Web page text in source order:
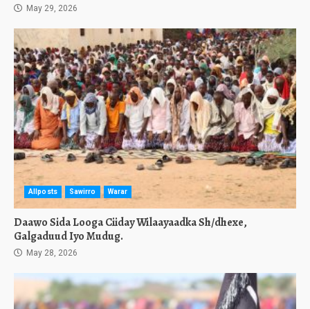
May 29, 2026
Allposts Sawirro Warar
Daawo Sida Looga Ciiday Wilaayaadka Sh/dhexe,
Galgaduud Iyo Mudug.
May 28, 2026